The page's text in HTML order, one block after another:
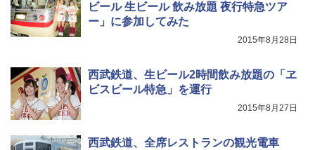
ビール 生ビール 飲み放題 夜行特急ツア
ー」に参加してみた
2015年8月28日
西武鉄道、生ビール2時間飲み放題の「ヱ
ビスビール特急」を運行
2015年8月27日
西武鉄道、全席レストランの観光電車